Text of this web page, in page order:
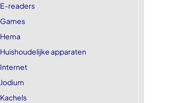
E-readers
Games
Hema
Huishoudelijke apparaten
Internet
Jodium
Kachels